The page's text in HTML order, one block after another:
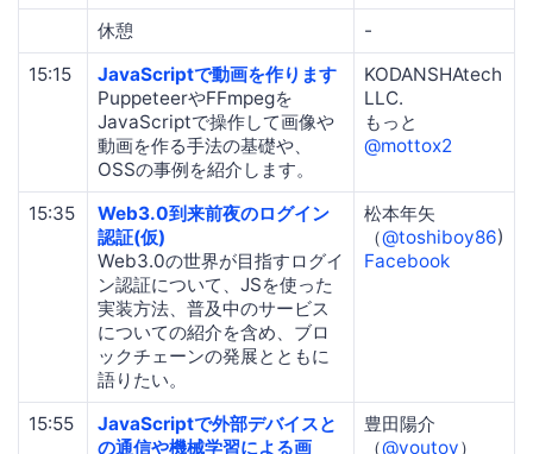
休憩
-
15:15
JavaScriptで動画を作ります
PuppeteerやFFmpegを
JavaScriptで操作して画像や
動画を作る手法の基礎や、
OSSの事例を紹介します。
KODANSHAtech
LLC.
もっと
@mottox2
15:35
Web3.0到来前夜のログイン
認証(仮)
Web3.0の世界が目指すログイ
ン認証について、JSを使った
実装方法、普及中のサービス
についての紹介を含め、ブロ
ックチェーンの発展とともに
語りたい。
松本年矢
（@toshiboy86)
Facebook
15:55
JavaScriptで外部デバイスと
の通信や機械学習による画
豊田陽介
（@youtoy）